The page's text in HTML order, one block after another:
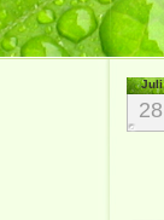
Juli
28